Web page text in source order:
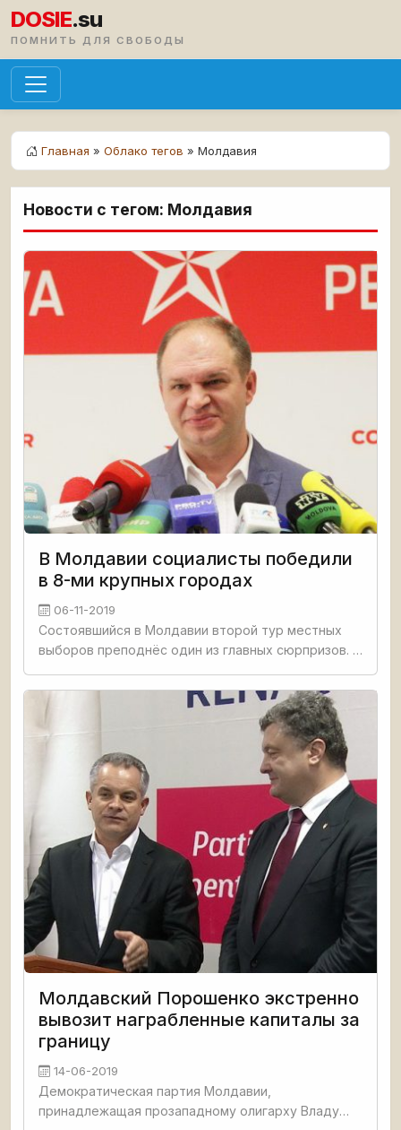
DOSIE.su
ПОМНИТЬ ДЛЯ СВОБОДЫ
Главная » Облако тегов » Молдавия
Новости с тегом: Молдавия
В Молдавии социалисты победили
в 8-ми крупных городах
06-11-2019
Состоявшийся в Молдавии второй тур местных
выборов преподнёс один из главных сюрпризов. В
выборы столичного мэра выиграл представитель
левых сил Иван Чебан,
Молдавский Порошенко экстренно
вывозит награбленные капиталы за
границу
14-06-2019
Демократическая партия Молдавии,
принадлежащая прозападному олигарху Владу